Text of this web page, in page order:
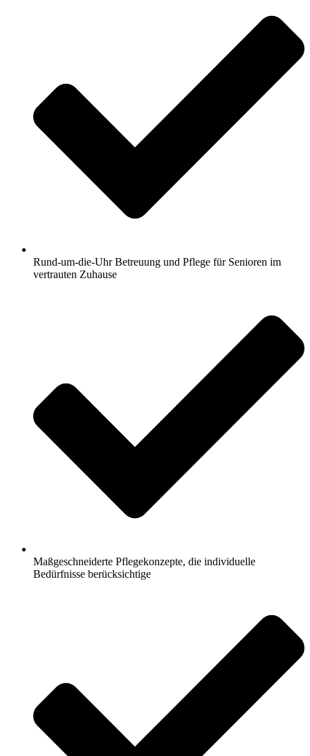
Rund-um-die-Uhr Betreuung und Pflege für Senioren im
vertrauten Zuhause
Maßgeschneiderte Pflegekonzepte, die individuelle
Bedürfnisse berücksichtige